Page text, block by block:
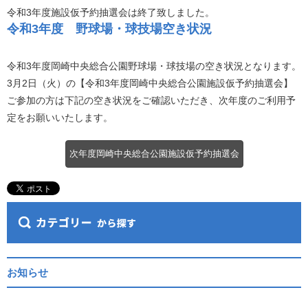
令和3年度施設仮予約抽選会は終了致しました。
令和3年度 野球場・球技場空き状況
令和3年度岡崎中央総合公園野球場・球技場の空き状況となります。
3月2日（火）の【令和3年度岡崎中央総合公園施設仮予約抽選会】
ご参加の方は下記の空き状況をご確認いただき、次年度のご利用予
定をお願いいたします。
次年度岡崎中央総合公園施設仮予約抽選会
お知らせ